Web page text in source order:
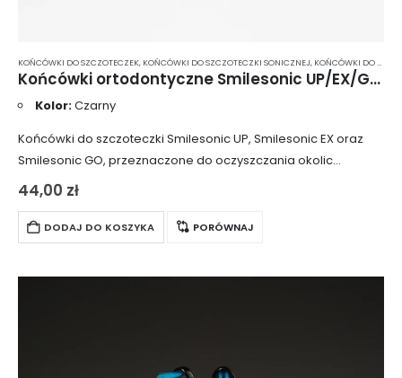
KOŃCÓWKI DO SZCZOTECZEK, KOŃCÓWKI DO SZCZOTECZKI SONICZNEJ, KOŃCÓWKI DO SZCZOTECZKI SONICZNEJ SMILESONIC
Końcówki ortodontyczne Smilesonic UP/EX/GO OrthoClean 2 szt. – czarne
Kolor:Czarny
Końcówki do szczoteczki Smilesonic UP, Smilesonic EX oraz
Smilesonic GO, przeznaczone do oczyszczania okolic
aparatów ortodontycznych, trudno dostępnych miejsc w jamie
ustnej oraz wypełnień takich jak mostki i korony. Wydłużone…
44,00 zł
DODAJ DO KOSZYKA PORÓWNAJ